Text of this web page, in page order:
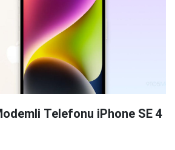
Telefonu iPhone SE 4